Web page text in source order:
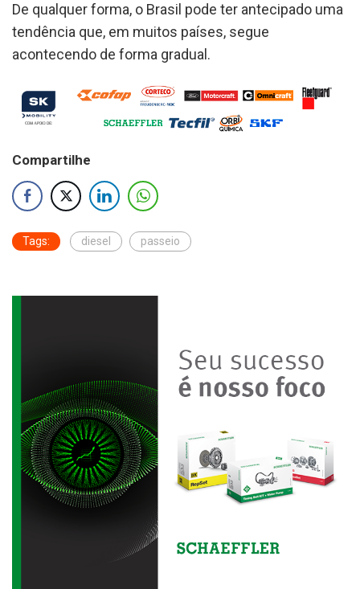
De qualquer forma, o Brasil pode ter antecipado uma
tendência que, em muitos países, segue
acontecendo de forma gradual.
Compartilhe
Tags: diesel passeio